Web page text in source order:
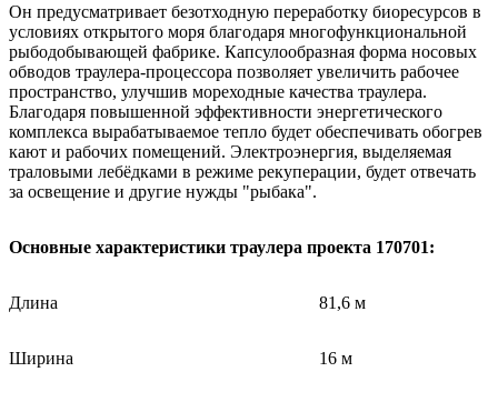
Он предусматривает безотходную переработку биоресурсов в
условиях открытого моря благодаря многофункциональной
рыбодобывающей фабрике. Капсулообразная форма носовых
обводов траулера-процессора позволяет увеличить рабочее
пространство, улучшив мореходные качества траулера.
Благодаря повышенной эффективности энергетического
комплекса вырабатываемое тепло будет обеспечивать обогрев
кают и рабочих помещений. Электроэнергия, выделяемая
траловыми лебёдками в режиме рекуперации, будет отвечать
за освещение и другие нужды "рыбака".
Основные характеристики траулера проекта 170701:
Длина 81,6 м
Ширина 16 м